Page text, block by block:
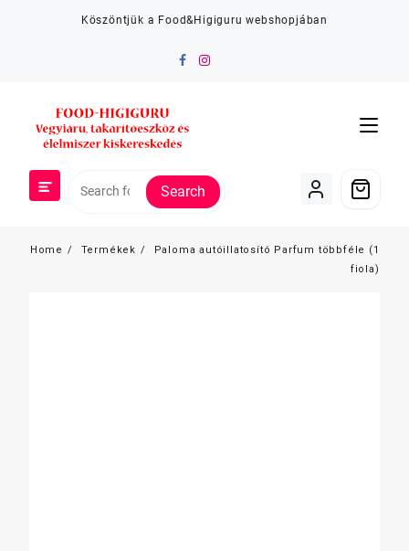
Köszöntjük a Food&Higiguru webshopjában
Search
Home Termékek
Paloma autóillatosító Parfum többféle (1
fiola)